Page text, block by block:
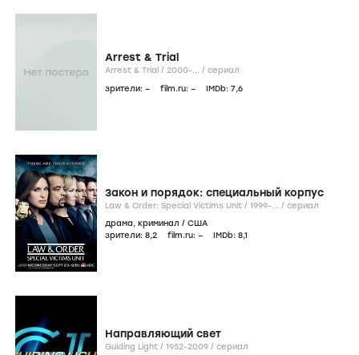
Arrest & Trial
Arrest & Trial / 2000-... / сериал
зрители: – film.ru: – IMDb: 7,6
Закон и порядок: специальный корпус
Law & Order: Special Victims Unit / 1999-... / сериал
драма, криминал / США
зрители: 8,2 film.ru: – IMDb: 8,1
Направляющий свет
Guiding Light / 1952-2009 / сериал